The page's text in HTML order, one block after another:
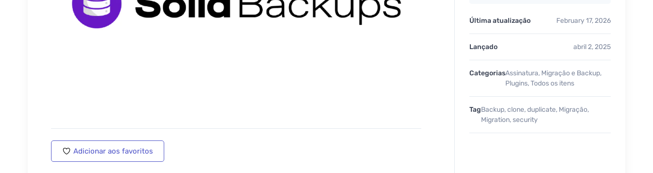
Adicionar aos favoritos
Última atualização February 17, 2026
Lançado abril 2, 2025
CategoriasAssinatura, Migração e Backup,
Plugins,Todos os itens
TagBackup,clone,duplicate, Migração,
Migration,security